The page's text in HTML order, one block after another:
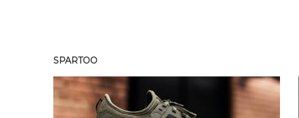
SPARTOO